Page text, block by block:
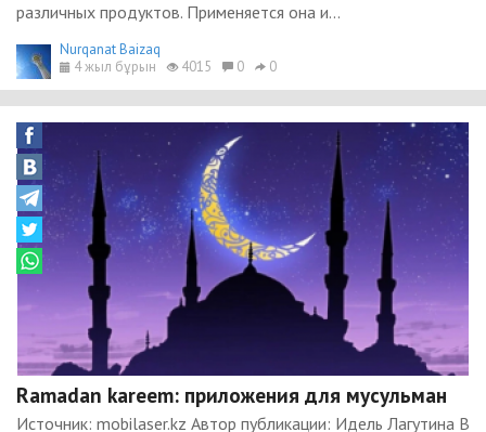
различных продуктов. Применяется она и...
Nurqanat Baizaq
4 жыл бұрын
4015 0 0
Ramadan kareem: приложения для мусульман
Источник: mobilaser.kz Автор публикации: Идель Лагутина В